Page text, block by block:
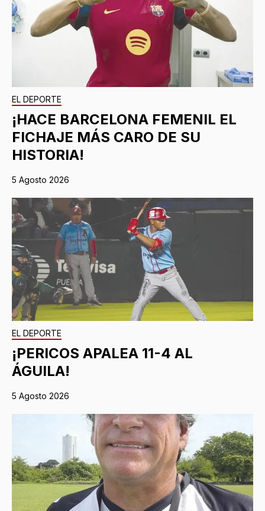
EL DEPORTE
¡HACE BARCELONA FEMENIL EL
FICHAJE MÁS CARO DE SU
HISTORIA!
5 Agosto 2026
EL DEPORTE
¡PERICOS APALEA 11-4 AL
ÁGUILA!
5 Agosto 2026